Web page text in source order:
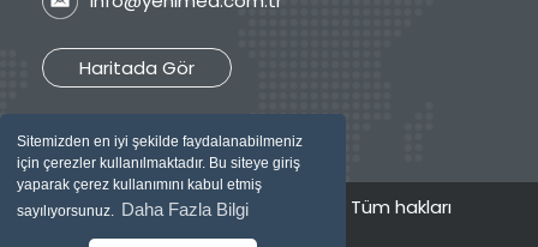
Sitemizden en iyi şekilde faydalanabilmeniz
için çerezler kullanılmaktadır. Bu siteye giriş
yaparak çerez kullanımını kabul etmiş
sayılıyorsunuz. Daha Fazla Bilgi
Haritada Gör
2026 © Özel Yenimed Tıp Merkezi / Tüm hakları